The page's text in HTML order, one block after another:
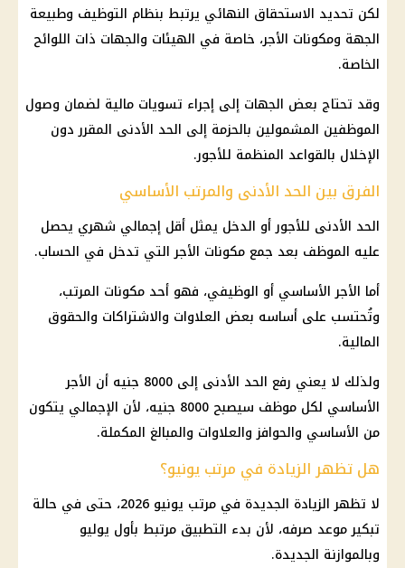
لكن تحديد الاستحقاق النهائي يرتبط بنظام التوظيف وطبيعة
الجهة ومكونات الأجر، خاصة في الهيئات والجهات ذات اللوائح
الخاصة.
وقد تحتاج بعض الجهات إلى إجراء تسويات مالية لضمان وصول
الموظفين المشمولين بالحزمة إلى الحد الأدنى المقرر دون
الإخلال بالقواعد المنظمة للأجور.
الفرق بين الحد الأدنى والمرتب الأساسي
الحد الأدنى للأجورأو الدخل يمثل أقل إجمالي شهري يحصل
عليه الموظف بعد جمع مكونات الأجر التي تدخل في الحساب.
أما الأجر الأساسي أو الوظيفي، فهو أحد مكونات المرتب،
وتُحتسب على أساسه بعض العلاوات والاشتراكات والحقوق
المالية.
ولذلك لا يعني رفع الحد الأدنى إلى 8000 جنيه أن الأجر
الأساسي لكل موظف سيصبح 8000 جنيه، لأن الإجمالي يتكون
من الأساسي والحوافز والعلاوات والمبالغ المكملة.
هل تظهر الزيادة في مرتب يونيو؟
لا تظهر الزيادة الجديدة في مرتب يونيو 2026، حتى في حالة
تبكير موعد صرفه، لأن بدء التطبيق مرتبط بأول يوليو
وبالموازنة الجديدة.